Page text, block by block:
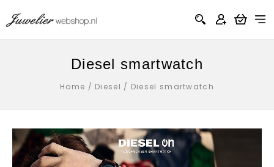
Diesel smartwatch
Home / Diesel / Diesel smartwatch